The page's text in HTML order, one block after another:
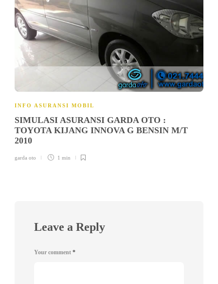
INFO ASURANSI MOBIL
SIMULASI ASURANSI GARDA OTO :
TOYOTA KIJANG INNOVA G BENSIN M/T
2010
garda oto 1 min
Leave a Reply
Your comment *